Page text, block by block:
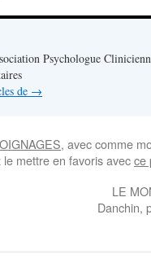
Psychologue
de →
, avec comme
le mettre en favoris avecce
LE
Danchin,